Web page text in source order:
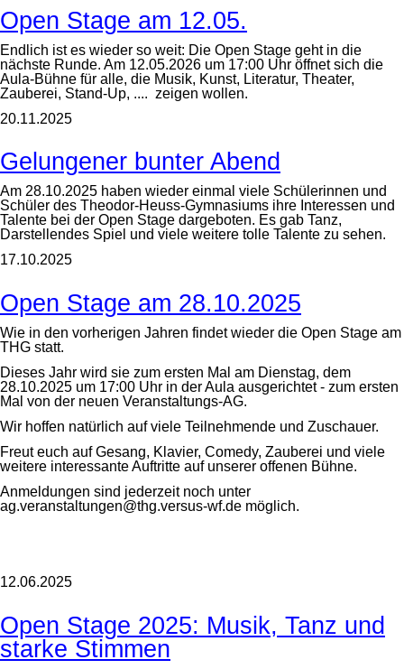
Open Stage am 12.05.
Endlich ist es wieder so weit: Die Open Stage geht in die
nächste Runde. Am 12.05.2026 um 17:00 Uhr öffnet sich die
Aula-Bühne für alle, die Musik, Kunst, Literatur, Theater,
Zauberei, Stand-Up, .... zeigen wollen.
20.11.2025
Gelungener bunter Abend
Am 28.10.2025 haben wieder einmal viele Schülerinnen und
Schüler des Theodor-Heuss-Gymnasiums ihre Interessen und
Talente bei der Open Stage dargeboten. Es gab Tanz,
Darstellendes Spiel und viele weitere tolle Talente zu sehen.
17.10.2025
Open Stage am 28.10.2025
Wie in den vorherigen Jahren findet wieder die Open Stage am
THG statt.
Dieses Jahr wird sie zum ersten Mal am Dienstag, dem
28.10.2025 um 17:00 Uhr in der Aula ausgerichtet - zum ersten
Mal von der neuen Veranstaltungs-AG.
Wir hoffen natürlich auf viele Teilnehmende und Zuschauer.
Freut euch auf Gesang, Klavier, Comedy, Zauberei und viele
weitere interessante Auftritte auf unserer offenen Bühne.
Anmeldungen sind jederzeit noch unter
ag.veranstaltungen@thg.versus-wf.de möglich.
12.06.2025
Open Stage 2025: Musik, Tanz und
starke Stimmen